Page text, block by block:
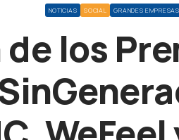
NOTICIAS SOCIAL GRANDES EMPRESAS
los